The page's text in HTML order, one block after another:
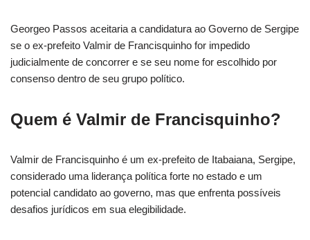
Georgeo Passos aceitaria a candidatura ao Governo de Sergipe
se o ex-prefeito Valmir de Francisquinho for impedido
judicialmente de concorrer e se seu nome for escolhido por
consenso dentro de seu grupo político.
Quem é Valmir de Francisquinho?
Valmir de Francisquinho é um ex-prefeito de Itabaiana, Sergipe,
considerado uma liderança política forte no estado e um
potencial candidato ao governo, mas que enfrenta possíveis
desafios jurídicos em sua elegibilidade.